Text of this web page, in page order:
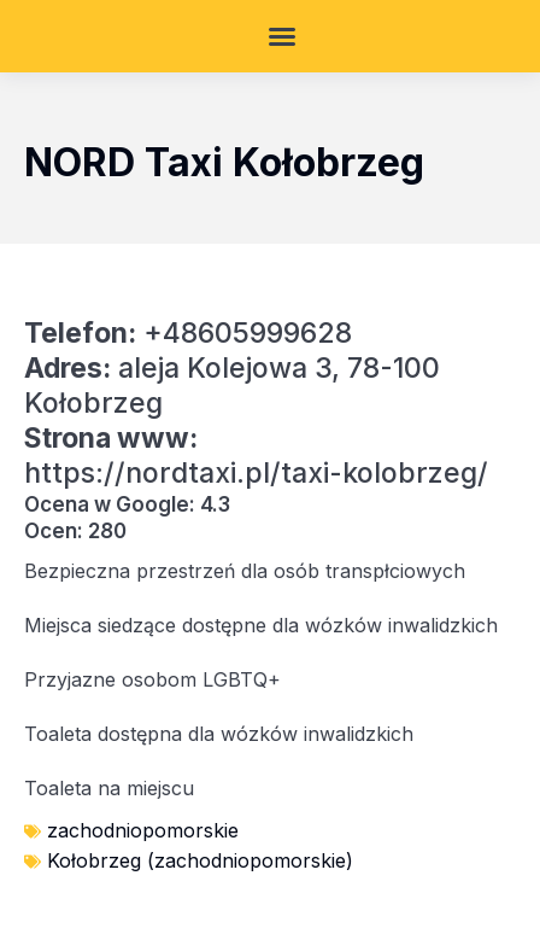
NORD Taxi Kołobrzeg
Telefon: +48605999628
Adres: aleja Kolejowa 3, 78-100
Kołobrzeg
Strona www:
https://nordtaxi.pl/taxi-kolobrzeg/
Ocena w Google: 4.3
Ocen: 280
Bezpieczna przestrzeń dla osób transpłciowych
Miejsca siedzące dostępne dla wózków inwalidzkich
Przyjazne osobom LGBTQ+
Toaleta dostępna dla wózków inwalidzkich
Toaleta na miejscu
zachodniopomorskie
Kołobrzeg (zachodniopomorskie)